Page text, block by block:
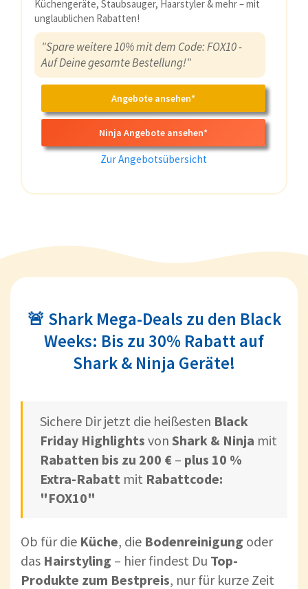
Küchengeräte, Staubsauger, Haarstyler & mehr – mit
unglaublichen Rabatten!
"Spare weitere 10% mit dem Code: FOX10 -
Auf Deine gesamte Bestellung!"
Angebote ansehen*
Ninja Angebote ansehen*
Zur Angebotsübersicht
🚨 Shark Mega-Deals zu den Black
Weeks: Bis zu 30% Rabatt auf
Shark & Ninja Geräte!
Sichere Dir jetzt die heißesten Black
Friday Highlights von Shark & Ninja mit
Rabatten bis zu 200 € – plus 10 %
Extra-Rabatt mit Rabattcode:
"FOX10"
Ob für die Küche, die Bodenreinigung oder
das Hairstyling – hier findest Du Top-
Produkte zum Bestpreis, nur für kurze Zeit